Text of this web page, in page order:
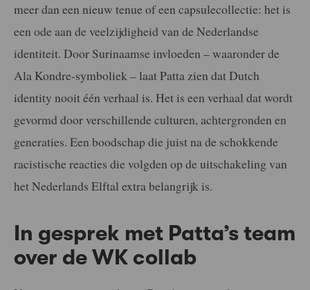
meer dan een nieuw tenue of een capsulecollectie: het is
een ode aan de veelzijdigheid van de Nederlandse
identiteit. Door Surinaamse invloeden – waaronder de
Ala Kondre-symboliek – laat Patta zien dat Dutch
identity nooit één verhaal is. Het is een verhaal dat wordt
gevormd door verschillende culturen, achtergronden en
generaties. Een boodschap die juist na de schokkende
racistische reacties die volgden op de uitschakeling van
het Nederlands Elftal extra belangrijk is.
In gesprek met Patta’s team
over de WK collab